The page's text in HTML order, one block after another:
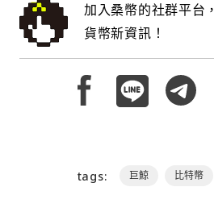
加入桑幣的社群平台
貨幣新資訊！
tags: 巨鯨 比特幣